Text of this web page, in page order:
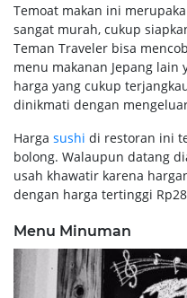
Temoat makan ini
sangat murah, cukup
Teman Traveler bisa
menu makanan Jepang lain
harga yang cukup
dinikmati dengan
Harga sushi di restoran ini
bolong. Walaupun datang
usah khawatir karena
dengan harga tertinggi
Menu Minuman